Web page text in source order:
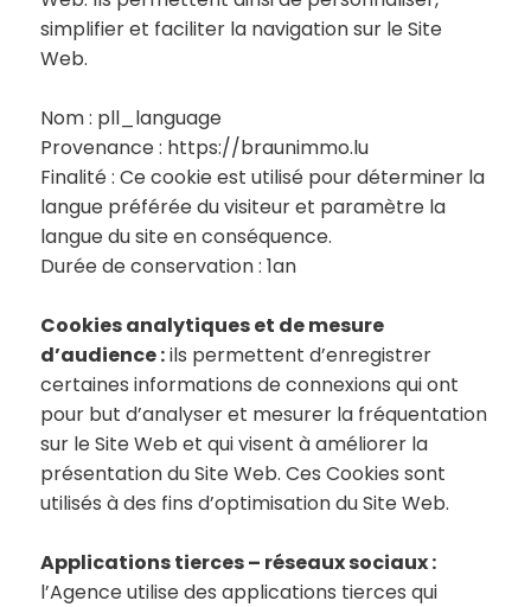
simplifier et faciliter la navigation sur le Site
Web.
Nom : pll_language
Provenance : https://braunimmo.lu
Finalité : Ce cookie est utilisé pour déterminer la
langue préférée du visiteur et paramètre la
langue du site en conséquence.
Durée de conservation : 1an
Cookies analytiques et de mesure
d’audience :ils permettent d’enregistrer
certaines informations de connexions qui ont
pour but d’analyser et mesurer la fréquentation
sur le Site Web et qui visent à améliorer la
présentation du Site Web. Ces Cookies sont
utilisés à des fins d’optimisation du Site Web.
Applications tierces – réseaux sociaux :
l’Agence utilise des applications tierces qui